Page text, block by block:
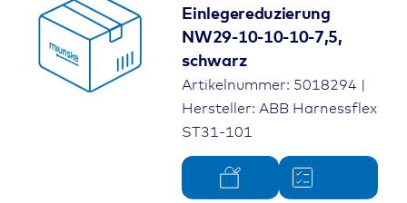
Einlegereduzierung
NW29-10-10-10-7,5,
schwarz
Artikelnummer: 5018294 |
Hersteller: ABB Harnessflex
ST31-101